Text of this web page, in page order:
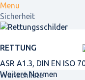
Menu
Sicherheit
RETTUNG
ASR A1.3, DIN EN ISO
Weitere Normen
Wunschliste